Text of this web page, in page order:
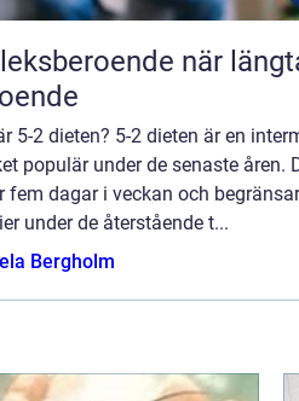
när längtan efter kärlek blir ett
5-2 dieten? 5-2 dieten är en
populär under de senaste åren.
fem dagar i veckan och
under de återstående t...
Bergholm